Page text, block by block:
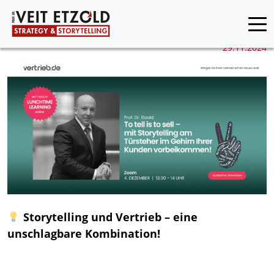
29.11.2024
Storytelling und Vertrieb – eine
unschlagbare Kombination!